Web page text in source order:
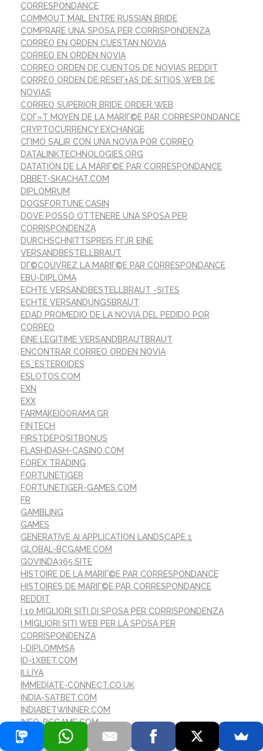
CORRESPONDANCE
COMMOUT MAIL ENTRE RUSSIAN BRIDE
COMPRARE UNA SPOSA PER CORRISPONDENZA
CORREO EN ORDEN CUESTAN NOVIA
CORREO EN ORDEN NOVIA
CORREO ORDEN DE CUENTOS DE NOVIAS REDDIT
CORREO ORDEN DE RESEГ±AS DE SITIOS WEB DE
NOVIAS
CORREO SUPERIOR BRIDE ORDER WEB
COГ»T MOYEN DE LA MARIГ©E PAR CORRESPONDANCE
CRYPTOCURRENCY EXCHANGE
CГІMO SALIR CON UNA NOVIA POR CORREO
DATALINKTECHNOLOGIES.ORG
DATATION DE LA MARIГ©E PAR CORRESPONDANCE
DBBET-SKACHAT.COM
DIPLOMRUM
DOGSFORTUNE.CASIN
DOVE POSSO OTTENERE UNA SPOSA PER
CORRISPONDENZA
DURCHSCHNITTSPREIS FГЈR EINE
VERSANDBESTELLBRAUT
DГ©COUVREZ LA MARIГ©E PAR CORRESPONDANCE
EBU-DIPLOMA
ECHTE VERSANDBESTELLBRAUT -SITES
ECHTE VERSANDUNGSBRAUT
EDAD PROMEDIO DE LA NOVIA DEL PEDIDO POR
CORREO
EINE LEGITIME VERSANDBRAUTBRAUT
ENCONTRAR CORREO ORDEN NOVIA
ES_ESTEROIDES
ESLOTOS.COM
EXN
EXX
FARMAKEIOORAMA.GR
FINTECH
FIRSTDEPOSITBONUS
FLASHDASH-CASINO.COM
FOREX TRADING
FORTUNETIGER
FORTUNETIGER-GAMES.COM
FR
GAMBLING
GAMES
GENERATIVE AI APPLICATION LANDSCAPE 1
GLOBAL-BCGAME.COM
GOVINDA365.SITE
HISTOIRE DE LA MARIГ©E PAR CORRESPONDANCE
HISTOIRES DE MARIГ©E PAR CORRESPONDANCE
REDDIT
I 10 MIGLIORI SITI DI SPOSA PER CORRISPONDENZA
I MIGLIORI SITI WEB PER LA SPOSA PER
CORRISPONDENZA
I-DIPLOMMSA
ID-1XBET.COM
ILLIYA
IMMEDIATE-CONNECT.CO.UK
INDIA-SATBET.COM
INDIABETWINNER.COM
INFO-BCGAME.COM
INTERNATIONALE MAIL -BESTELLUNG BRAUT
ISLAMICPERSIA.ORG